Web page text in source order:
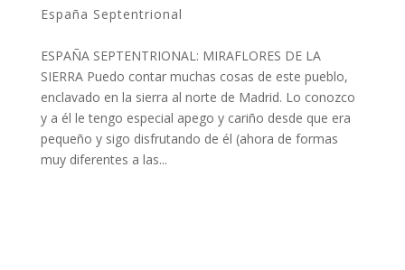
España Septentrional
ESPAÑA SEPTENTRIONAL: MIRAFLORES DE LA
SIERRA Puedo contar muchas cosas de este pueblo,
enclavado en la sierra al norte de Madrid. Lo conozco
y a él le tengo especial apego y cariño desde que era
pequeño y sigo disfrutando de él (ahora de formas
muy diferentes a las...